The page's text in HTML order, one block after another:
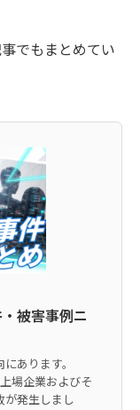
でもまとめてい
被害事例ニ
あります。
場企業およびそ
が発生しまし